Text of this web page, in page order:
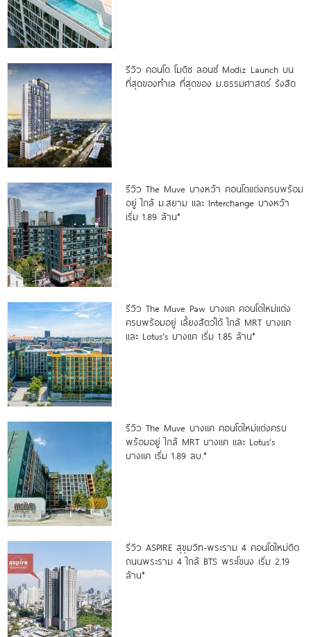
รีวิว คอนโด โมดิซ ลอนซ์ Modiz Launch บน
ที่สุดของทำเล ที่สุดของ ม.ธรรมศาสตร์ รังสิต
รีวิว The Muve บางหว้า คอนโดแต่งครบพร้อม
อยู่ ใกล้ ม.สยาม และ Interchange บางหว้า
เริ่ม 1.89 ล้าน*
รีวิว The Muve Paw บางแค คอนโดใหม่แต่ง
ครบพร้อมอยู่ เลี้ยงสัตว์ได้ ใกล้ MRT บางแค
และ Lotus’s บางแค เริ่ม 1.85 ล้าน*
รีวิว The Muve บางแค คอนโดใหม่แต่งครบ
พร้อมอยู่ ใกล้ MRT บางแค และ Lotus’s
บางแค เริ่ม 1.89 ลบ.*
รีวิว ASPIRE สุขุมวิท-พระราม 4 คอนโดใหม่ติด
ถนนพระราม 4 ใกล้ BTS พระโขนง เริ่ม 2.19
ล้าน*